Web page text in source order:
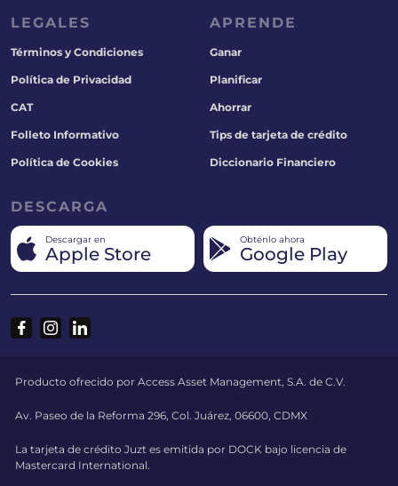
LEGALES
Términos y Condiciones
Política de Privacidad
CAT
Folleto Informativo
Política de Cookies
APRENDE
Ganar
Planificar
Ahorrar
Tips de tarjeta de crédito
Diccionario Financiero
DESCARGA
Descargar en
Apple Store
Obténlo ahora
Google Play
Producto ofrecido por Access Asset Management, S.A. de C.V.
Av. Paseo de la Reforma 296, Col. Juárez, 06600, CDMX
La tarjeta de crédito Juzt es emitida por DOCK bajo licencia de
Mastercard International.